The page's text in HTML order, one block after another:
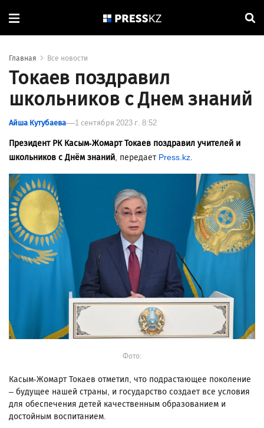
Главная Все новости
Токаев поздравил
школьников с Днем знаний
Айша Кутубаева 1 сентября 2023 г. 8:52
Президент РК Касым-Жомарт Токаев поздравил учителей и
школьников с Днём знаний, передает Press.kz.
Фото:
Касым-Жомарт Токаев отметил, что подрастающее поколение
– будущее нашей страны, и государство создает все условия
для обеспечения детей качественным образованием и
достойным воспитанием.